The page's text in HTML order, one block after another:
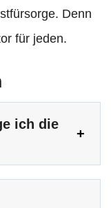
Denn
für jeden.
ich die